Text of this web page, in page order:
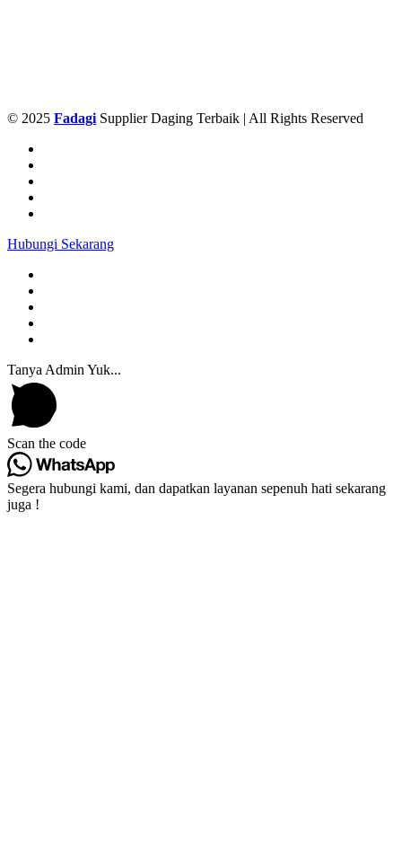
© 2025 Fadagi Supplier Daging Terbaik | All Rights Reserved
Hubungi Sekarang
Tanya Admin Yuk...
Scan the code
Segera hubungi kami, dan dapatkan layanan sepenuh hati sekarang
juga !